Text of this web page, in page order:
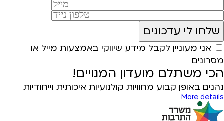
אני מעוניין לקבל מידע שיווקי באמצעות מייל או
מסרונים
הכי משתלם מועדון המנויים!
נהנים באופן קבוע מחוויות קולנועיות איכותית וייחודיות
More details